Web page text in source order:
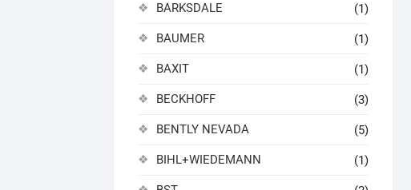
BARKSDALE (1)
BAUMER (1)
BAXIT (1)
BECKHOFF (3)
BENTLY NEVADA (5)
BIHL+WIEDEMANN (1)